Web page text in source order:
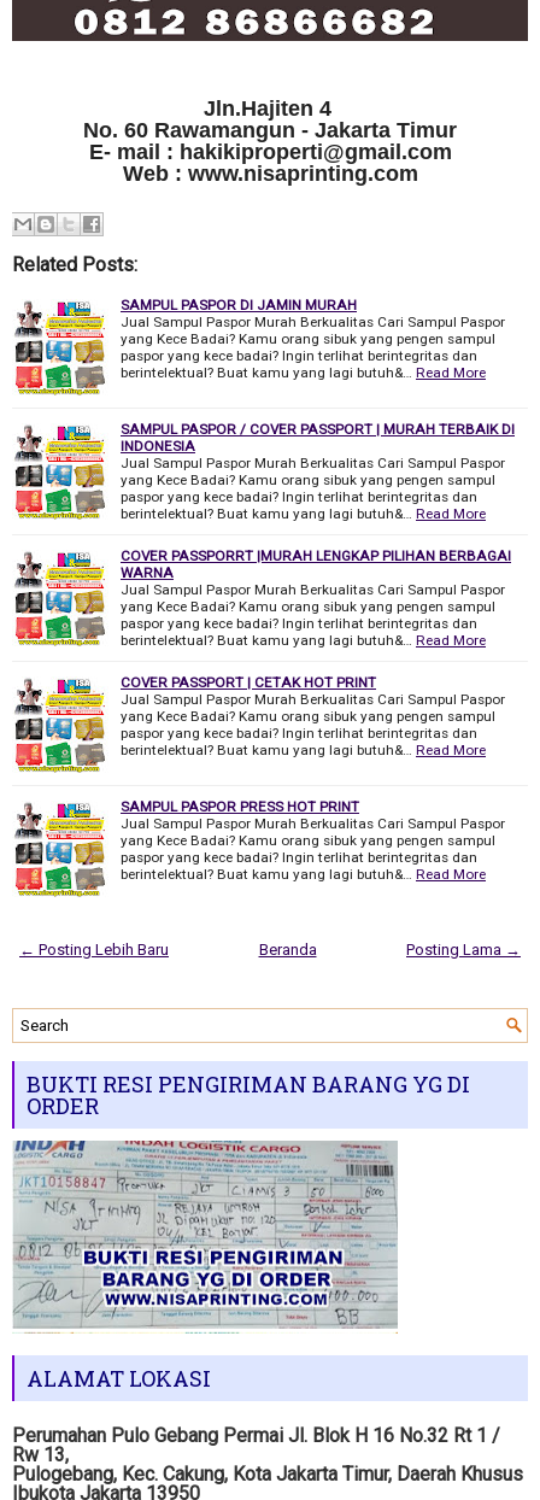
Jln.Hajiten 4
No. 60 Rawamangun - Jakarta Timur
E- mail : hakikiproperti@gmail.com
Web : www.nisaprinting.com
Related Posts:
SAMPUL PASPOR DI JAMIN MURAH
Jual Sampul Paspor Murah Berkualitas Cari Sampul Paspor
yang Kece Badai? Kamu orang sibuk yang pengen sampul
paspor yang kece badai? Ingin terlihat berintegritas dan
berintelektual? Buat kamu yang lagi butuh&…
Read More
SAMPUL PASPOR / COVER PASSPORT | MURAH TERBAIK DI
INDONESIA
Jual Sampul Paspor Murah Berkualitas Cari Sampul Paspor
yang Kece Badai? Kamu orang sibuk yang pengen sampul
paspor yang kece badai? Ingin terlihat berintegritas dan
berintelektual? Buat kamu yang lagi butuh&…
Read More
COVER PASSPORRT |MURAH LENGKAP PILIHAN BERBAGAI
WARNA
Jual Sampul Paspor Murah Berkualitas Cari Sampul Paspor
yang Kece Badai? Kamu orang sibuk yang pengen sampul
paspor yang kece badai? Ingin terlihat berintegritas dan
berintelektual? Buat kamu yang lagi butuh&…
Read More
COVER PASSPORT | CETAK HOT PRINT
Jual Sampul Paspor Murah Berkualitas Cari Sampul Paspor
yang Kece Badai? Kamu orang sibuk yang pengen sampul
paspor yang kece badai? Ingin terlihat berintegritas dan
berintelektual? Buat kamu yang lagi butuh&…
Read More
SAMPUL PASPOR PRESS HOT PRINT
Jual Sampul Paspor Murah Berkualitas Cari Sampul Paspor
yang Kece Badai? Kamu orang sibuk yang pengen sampul
paspor yang kece badai? Ingin terlihat berintegritas dan
berintelektual? Buat kamu yang lagi butuh&…
Read More
← Posting Lebih Baru Posting Lama →
Beranda
BUKTI RESI PENGIRIMAN BARANG YG DI
ORDER
ALAMAT LOKASI
Perumahan Pulo Gebang Permai Jl. Blok H 16 No.32 Rt 1 /
Rw 13,
Pulogebang, Kec. Cakung, Kota Jakarta Timur, Daerah Khusus
Ibukota Jakarta 13950